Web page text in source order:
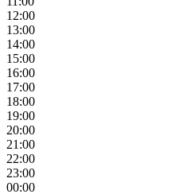
12:00
13:00
14:00
15:00
16:00
17:00
18:00
19:00
20:00
21:00
22:00
23:00
00:00